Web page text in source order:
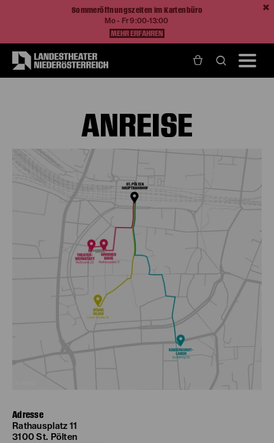
Sommeröffnungszeiten im Kartenbüro
Mo - Fr 9:00-13:00
MEHR ERFAHREN
ANREISE
Adresse
Rathausplatz 11
3100 St. Pölten